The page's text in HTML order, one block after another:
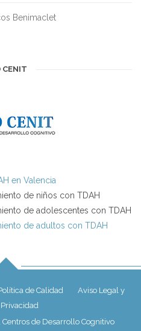
Benimaclet
CENIT
en Valencia
de niños con TDAH
de adolescentes con TDAH
de adultos con TDAH
de Calidad
Aviso Legal y
de Desarrollo Cognitivo